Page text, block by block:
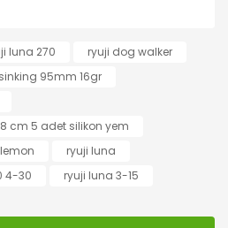
yorumu siz yapın!
gördüğünüz noktaları öneri
iletebilirsiniz.
teşekkür ederiz.
bozuk veya görüntülenemiyor.
eksik bilgiler bulunuyor.
bulunuyor.
luna 270
ryuji dog walker
95mm 16gr
cm 5 adet silikon yem
ryuji luna
4-30
ryuji luna 3-15